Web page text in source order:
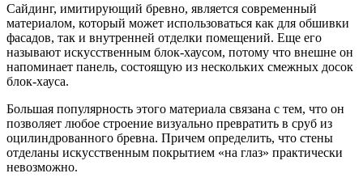
Сайдинг, имитирующий бревно, является современный
материалом, который может использоваться как для обшивки
фасадов, так и внутренней отделки помещений. Еще его
называют искусственным блок-хаусом, потому что внешне он
напоминает панель, состоящую из нескольких смежных досок
блок-хауса.
Большая популярность этого материала связана с тем, что он
позволяет любое строение визуально превратить в сруб из
оцилиндрованного бревна. Причем определить, что стены
отделаны искусственным покрытием «на глаз» практически
невозможно.